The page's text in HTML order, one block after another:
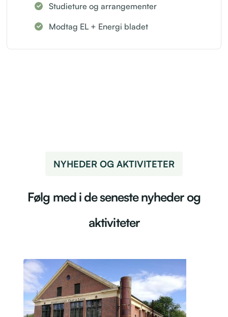
Studieture og arrangementer
Modtag EL + Energi bladet
NYHEDER OG AKTIVITETER
Følg med i de seneste nyheder og
aktiviteter